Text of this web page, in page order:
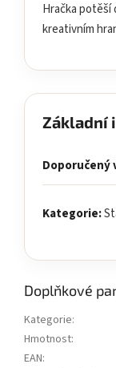
Hračka potěší
kreativním
Základní
Doporučený
Kategorie:
Doplňkové
Kategorie:
Hmotnost:
EAN: